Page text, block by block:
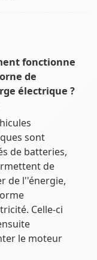
fonctionne
de
électrique ?
sont
de batteries,
de
de l''énergie,
Celle-ci
le moteur